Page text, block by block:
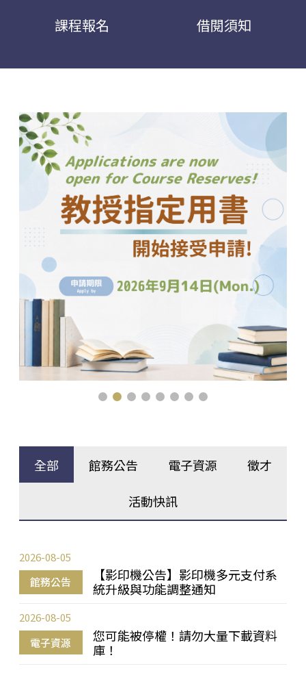
課程報名 借閱須知
全部 館務公告 電子資源 徵才
活動快訊
館務公告
【影印機公告】影印機多元支付系
統升級與功能調整通知
2026-08-05
電子資源
您可能被停權！請勿大量下載資料
庫！
2026-08-05